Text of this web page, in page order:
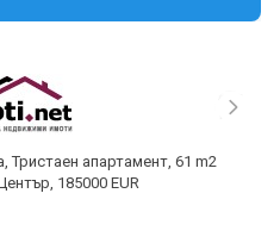
Тристаен апартамент, 61 m2
185000 EUR